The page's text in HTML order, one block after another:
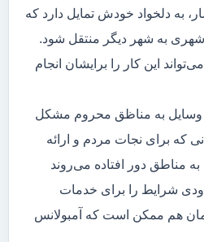
به دلخواد خودش تمایل دارد که
شهری به شهر دیگر منتقل شود.
این کار را برایشان انجام
و وسایل به مناظق محروم مشکل
که برای نجات مردم و ارائه
مناطق دور افتاده می‌روند
شرایط را برای خدمات
هم ممکن است که آمبولانس